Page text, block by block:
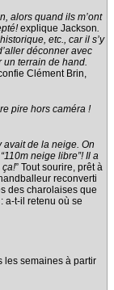
alors quand ils m’ont
explique Jackson.
etc., car il s’y
déconner avec
un terrain de hand.
Clément Brin,
pire hors caméra !
avait de la neige. On
neige libre”! Il a
ça!” Tout sourire, prêt à
reconverti
des charolaises que
a-t-il retenu où se
les semaines à partir